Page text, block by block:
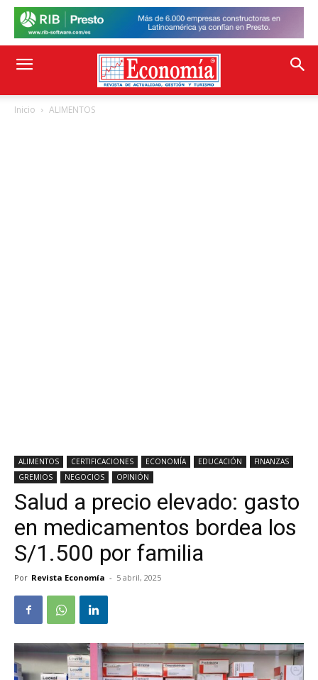
Inicio ALIMENTOS
ALIMENTOS CERTIFICACIONES ECONOMÍA EDUCACIÓN
FINANZAS
GREMIOS
NEGOCIOS OPINIÓN
Salud a precio elevado: gasto
en medicamentos bordea los
S/1.500 por familia
Por Revista Economía - 5 abril, 2025